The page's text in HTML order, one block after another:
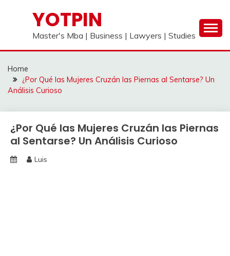
YOTPIN
Master's Mba | Business | Lawyers | Studies
Home
¿Por Qué las Mujeres Cruzán las Piernas al Sentarse? Un
Análisis Curioso
¿Por Qué las Mujeres Cruzán las Piernas
al Sentarse? Un Análisis Curioso
Luis